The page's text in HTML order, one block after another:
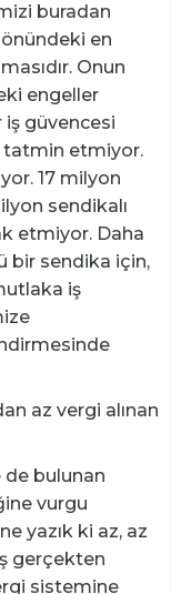
buradan
en
Onun
engeller
güvencesi
tatmin etmiyor.
17 milyon
sendikalı
etmiyor. Daha
bir sendika için,
iş
az vergi alınan
bulunan
vurgu
yazık ki az, az
gerçekten
sistemine